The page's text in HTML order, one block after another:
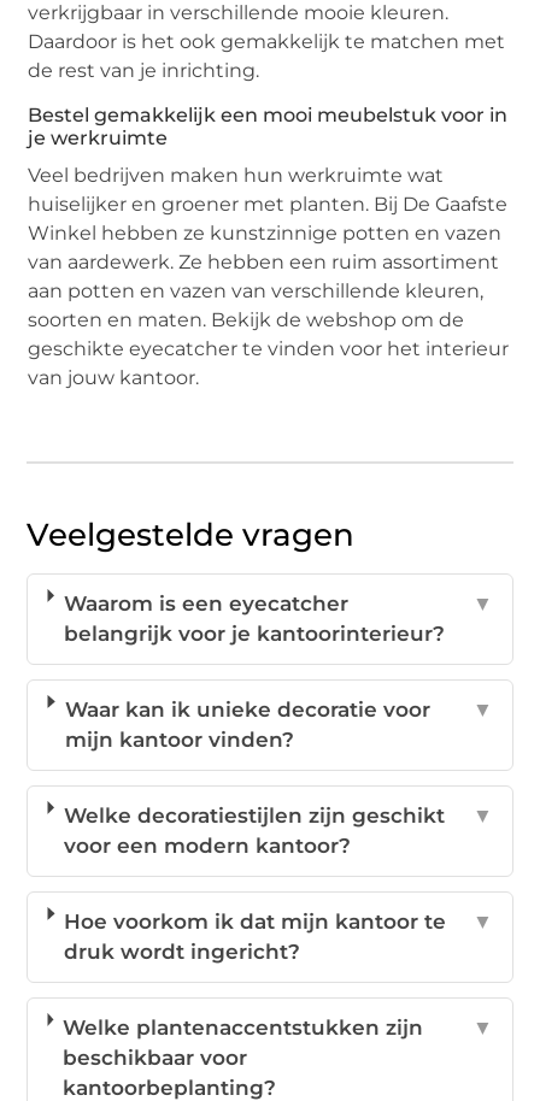
verkrijgbaar in verschillende mooie kleuren.
Daardoor is het ook gemakkelijk te matchen met
de rest van je inrichting.
Bestel gemakkelijk een mooi meubelstuk voor in
je werkruimte
Veel bedrijven maken hun werkruimte wat
huiselijker en groener met planten. Bij De Gaafste
Winkel hebben ze kunstzinnige potten en vazen
van aardewerk. Ze hebben een ruim assortiment
aan potten en vazen van verschillende kleuren,
soorten en maten. Bekijk de webshop om de
geschikte eyecatcher te vinden voor het interieur
van jouw kantoor.
Veelgestelde vragen
Waarom is een eyecatcher
belangrijk voor je kantoorinterieur?
▼
Waar kan ik unieke decoratie voor
mijn kantoor vinden?
▼
Welke decoratiestijlen zijn geschikt
voor een modern kantoor?
▼
Hoe voorkom ik dat mijn kantoor te
druk wordt ingericht?
▼
Welke plantenaccentstukken zijn
beschikbaar voor
kantoorbeplanting?
▼